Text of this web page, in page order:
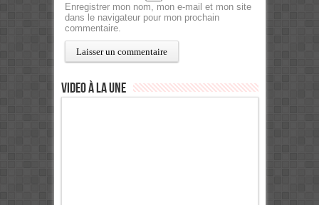
Enregistrer mon nom, mon e-mail et mon site
dans le navigateur pour mon prochain
commentaire.
Video à la Une